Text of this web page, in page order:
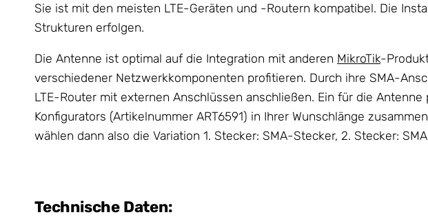
Sie ist mit den meisten LTE-Geräten und -Routern kompatibel. Die
Strukturen erfolgen.
Die Antenne ist optimal auf die Integration mit anderen MikroTik-
verschiedener Netzwerkkomponenten profitieren. Durch ihre SMA-
LTE-Router mit externen Anschlüssen anschließen. Ein für die Antenne
Konfigurators (Artikelnummer ART6591) in Ihrer Wunschlänge
wählen dann also die Variation 1. Stecker: SMA-Stecker, 2. Stecker:
Technische Daten: